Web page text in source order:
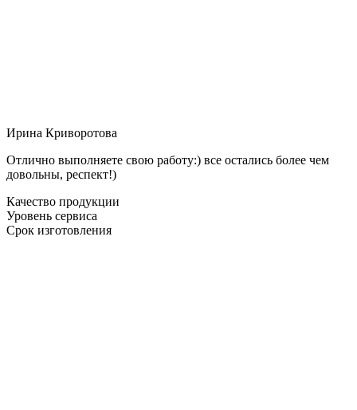
Ирина Криворотова
Отлично выполняете свою работу:) все остались более чем
довольны, респект!)
Качество продукции
Уровень сервиса
Срок изготовления